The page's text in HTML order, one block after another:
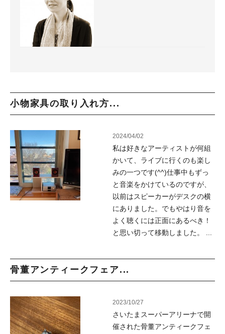
小物家具の取り入れ方...
2024/04/02
私は好きなアーティストが何組
かいて、ライブに行くのも楽し
みの一つです(^^)仕事中もずっ
と音楽をかけているのですが、
以前はスピーカーがデスクの横
にありました。でもやはり音を
よく聴くには正面にあるべき！
と思い切って移動しました。 ...
骨董アンティークフェア...
2023/10/27
さいたまスーパーアリーナで開
催された骨董アンティークフェ